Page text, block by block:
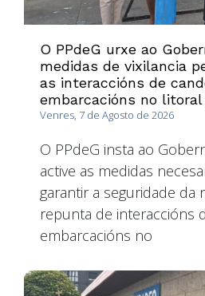
O PPdeG urxe ao
medidas de vixilancia
as interaccións de
embarcacións no litoral
Venres, 7 de Agosto de 2026
O PPdeG insta ao
active as medidas
garantir a seguridade da
repunta de interaccións
embarcacións no